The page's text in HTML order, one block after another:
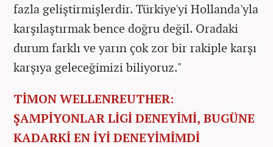
fazla geliştirmişlerdir. Türkiye'yi Hollanda'yla
karşılaştırmak bence doğru değil. Oradaki
durum farklı ve yarın çok zor bir rakiple karşı
karşıya geleceğimizi biliyoruz."
TİMON WELLENREUTHER:
ŞAMPİYONLAR LİGİ DENEYİMİ, BUGÜNE
KADARKİ EN İYİ DENEYİMİMDİ